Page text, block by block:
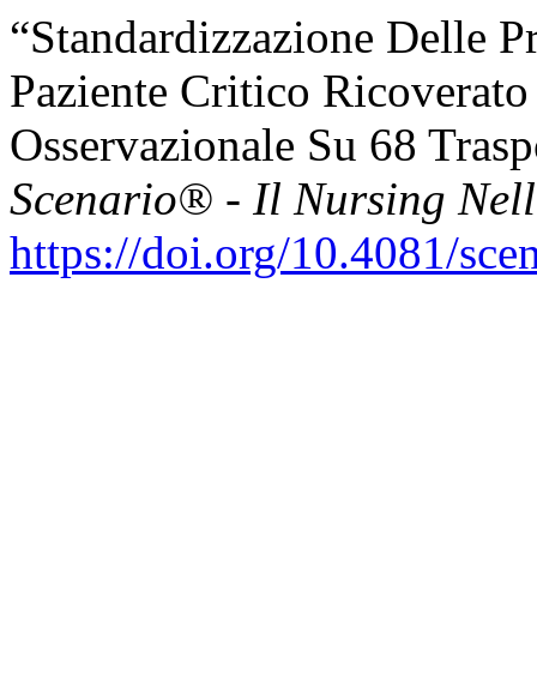
“Standardizzazione Delle
Paziente Critico
Osservazionale Su 68
Scenario® - Il Nursing
https://doi.org/10.4081/